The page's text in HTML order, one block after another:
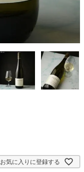
お気に入りに登録する